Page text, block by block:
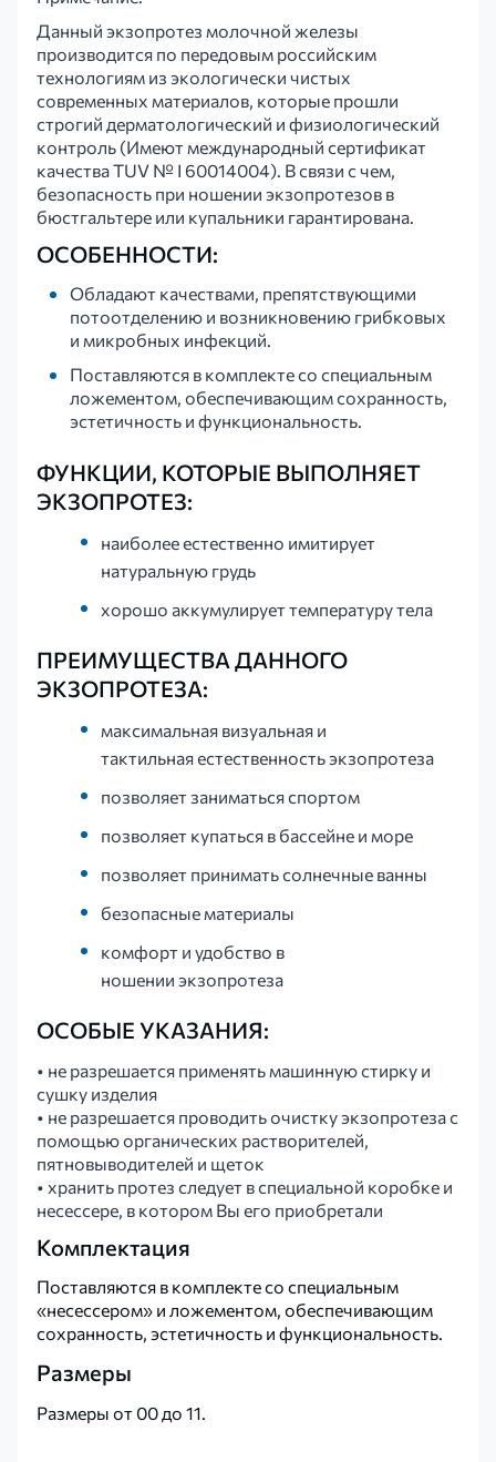
Данный экзопротез молочной железы
производится по передовым российским
технологиям из экологически чистых
современных материалов, которые прошли
строгий дерматологический и физиологический
контроль (Имеют международный сертификат
качества TUV № I 60014004). В связи с чем,
безопасность при ношении экзопротезов в
бюстгальтере или купальники гарантирована.
ОСОБЕННОСТИ:
Обладают качествами, препятствующими
потоотделению и возникновению грибковых
и микробных инфекций.
Поставляются в комплекте со специальным
ложементом, обеспечивающим сохранность,
эстетичность и функциональность.
ФУНКЦИИ, КОТОРЫЕ ВЫПОЛНЯЕТ
ЭКЗОПРОТЕЗ:
наиболее естественно имитирует
натуральную грудь
хорошо аккумулирует температуру тела
ПРЕИМУЩЕСТВА ДАННОГО
ЭКЗОПРОТЕЗА:
максимальная визуальная и
тактильная естественность экзопротеза
позволяет заниматься спортом
позволяет купаться в бассейне и море
позволяет принимать солнечные ванны
безопасные материалы
комфорт и удобство в
ношении экзопротеза
ОСОБЫЕ УКАЗАНИЯ:
• не разрешается применять машинную стирку и
сушку изделия
• не разрешается проводить очистку экзопротеза с
помощью органических растворителей,
пятновыводителей и щеток
• хранить протез следует в специальной коробке и
несессере, в котором Вы его приобретали
Комплектация
Поставляются в комплекте со специальным
«несессером» и ложементом, обеспечивающим
сохранность, эстетичность и функциональность.
Размеры
Размеры от 00 до 11.